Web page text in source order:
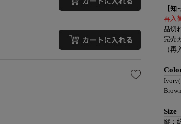
【知
再入
品切
完売
（
Size
縦：